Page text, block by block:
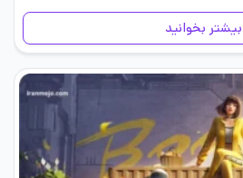
بیشتر بخوانید